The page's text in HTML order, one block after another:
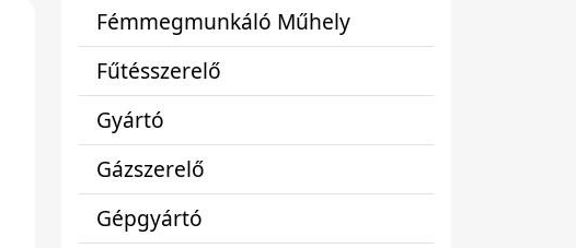
Fémmegmunkáló Műhely
Fűtésszerelő
Gyártó
Gázszerelő
Gépgyártó